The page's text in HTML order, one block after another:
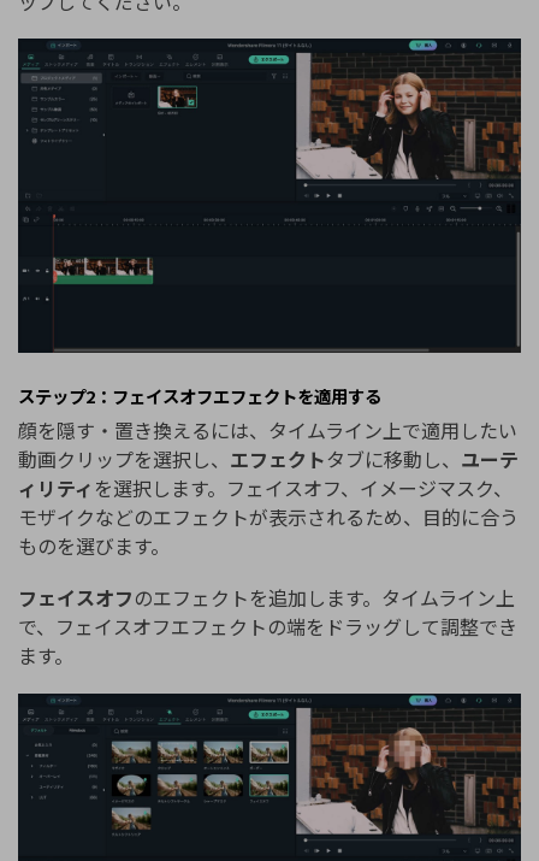
ステップ2：フェイスオフエフェクトを適用する
顔を隠す・置き換えるには、タイムライン上で適用したい
動画クリップを選択し、 エフェクトタブに移動し、 ユーテ
ィリティ を選択します。フェイスオフ、イメージマスク、
モザイクなどのエフェクトが表示されるため、目的に合う
ものを選びます。
フェイスオフのエフェクトを追加します。タイムライン上
で、フェイスオフエフェクトの端をドラッグして調整でき
ます。